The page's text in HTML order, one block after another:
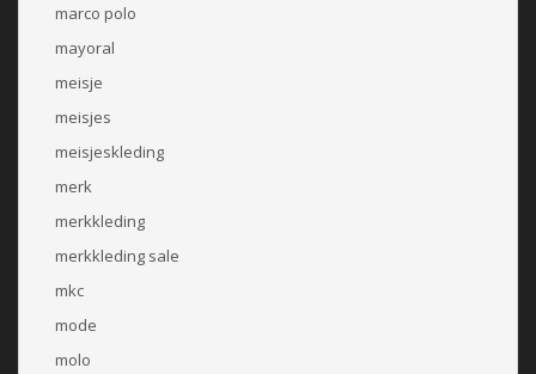
marco polo
mayoral
meisje
meisjes
meisjeskleding
merk
merkkleding
merkkleding sale
mkc
mode
molo